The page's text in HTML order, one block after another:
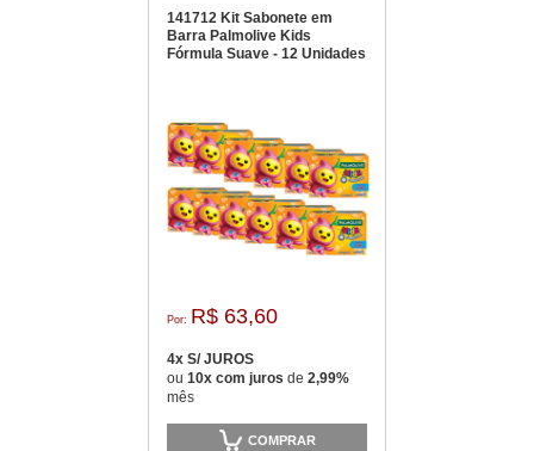
141712 Kit Sabonete em
Barra Palmolive Kids
Fórmula Suave - 12 Unidades
Por: R$ 63,60
4x S/ JUROS
ou 10x com juros de 2,99%
mês
COMPRAR